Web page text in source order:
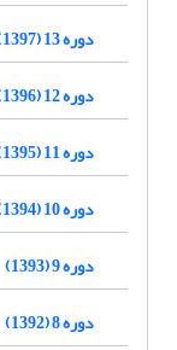
دوره 13 (1397)
دوره 12 (1396)
دوره 11 (1395)
دوره 10 (1394)
دوره 9 (1393)
دوره 8 (1392)